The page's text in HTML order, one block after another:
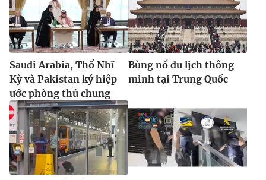
Saudi Arabia, Thổ Nhĩ
Kỳ và Pakistan ký hiệp
ước phòng thủ chung
Bùng nổ du lịch thông
minh tại Trung Quốc